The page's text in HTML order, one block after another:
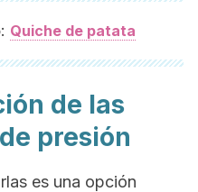
: Quiche de patata
de las
presión
es una opción